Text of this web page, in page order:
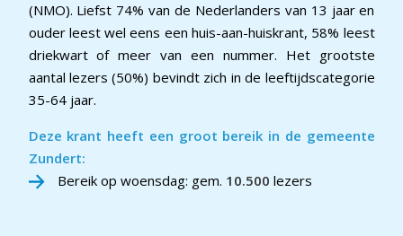
(NMO). Liefst 74% van de Nederlanders van 13 jaar en
ouder leest wel eens een huis-aan-huiskrant, 58% leest
driekwart of meer van een nummer. Het grootste
aantal lezers (50%) bevindt zich in de leeftijdscategorie
35-64 jaar.
Deze krant heeft een groot bereik in de gemeente
Zundert:
Bereik op woensdag: gem. 10.500 lezers